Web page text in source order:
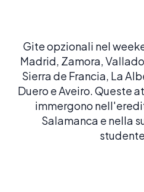
Gite opzionali nel
Madrid, Zamora,
Sierra de Francia, La
Duero e Aveiro. Queste
immergono
Salamanca e nella